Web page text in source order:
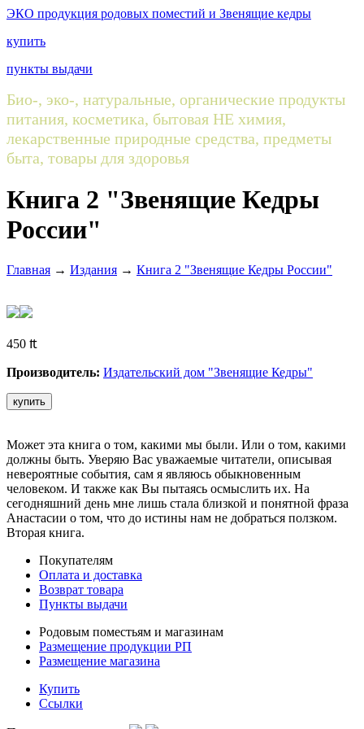
ЭКО продукция родовых поместий и Звенящие кедры
купить
пункты выдачи
Био-, эко-, натуральные, органические продукты
питания, косметика, бытовая НЕ химия,
лекарственные природные средства, предметы
быта, товары для здоровья
Книга 2 "Звенящие Кедры
России"
Главная → Издания → Книга 2 "Звенящие Кедры России"
450 ₶
Производитель: Издательский дом "Звенящие Кедры"
купить
Может эта книга о том, какими мы были. Или о том, какими
должны быть. Уверяю Вас уважаемые читатели, описывая
невероятные события, сам я являюсь обыкновенным
человеком. И также как Вы пытаясь осмыслить их. На
сегодняшний день мне лишь стала близкой и понятной фраза
Анастасии о том, что до истины нам не добраться ползком.
Вторая книга.
Покупателям
Оплата и доставка
Возврат товара
Пункты выдачи
Родовым поместьям и магазинам
Размещение продукции РП
Размещение магазина
Купить
Ссылки